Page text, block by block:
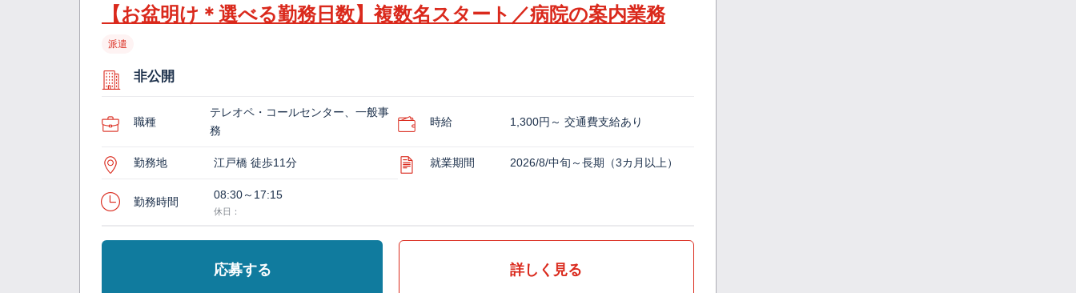
【お盆明け＊選べる勤務日数】複数名スタート／病院の案内業務
派遣
非公開
職種
テレオペ・コールセンター、一般事
務
時給 1,300円～ 交通費支給あり
勤務地 江戸橋 徒歩11分 就業期間 2026/8/中旬～長期（3カ月以上）
勤務時間
08:30～17:15
休日：
応募する 詳しく見る